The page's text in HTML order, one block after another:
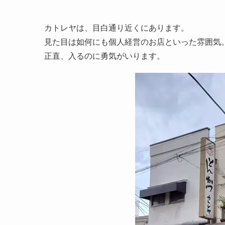
カトレヤは、目白通り近くにあります。
見た目は如何にも個人経営のお店といった雰囲気
正直、入るのに勇気がいります。